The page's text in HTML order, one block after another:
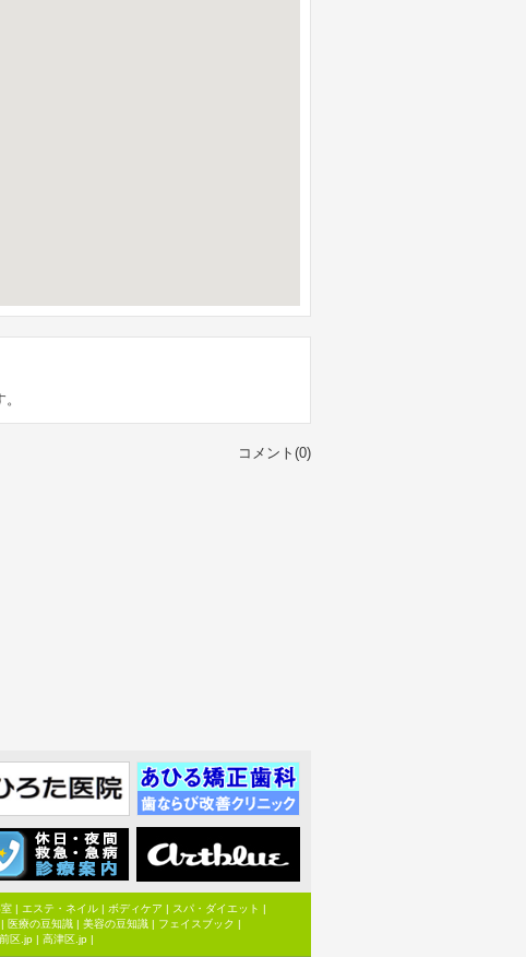
コメント(0)
| エステ・ネイル| ボディケア | スパ・ダイエット |
医療の豆知識| 美容の豆知識| フェイスブック |
区.jp | 高津区.jp |